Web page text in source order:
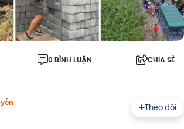
0 BÌNH LUẬN CHIA SẺ
Theo dõi